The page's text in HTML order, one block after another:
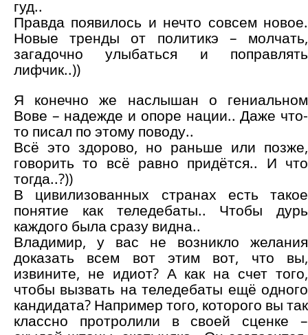
гуд..
Правда появилось и нечто совсем новое.
Новые тренды от политикэ – молчать,
загадочно улыбаться и поправлять
лифчик..))
Я конечно же наслышан о гениальном
Вове – надежде и опоре нации.. Даже что-
то писал по этому поводу..
Всё это здорово, но раньше или позже,
говорить то всё равно придётся.. И что
тогда..?))
В цивилизованных странах есть такое
понятие как теледебаты.. Чтобы дурь
каждого была сразу видна..
Владимир, у вас не возникло желания
доказать всем вот этим вот, что вы,
извините, не идиот? А как на счет того,
чтобы вызвать на теледебаты ещё одного
кандидата? Например того, которого вы так
классно протролили в своей сценке –